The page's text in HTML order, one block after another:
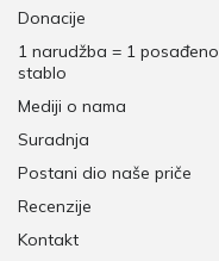
Donacije
1 narudžba = 1 posađeno
stablo
Mediji o nama
Suradnja
Postani dio naše priče
Recenzije
Kontakt